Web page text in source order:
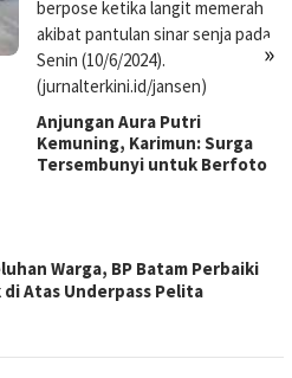
»
Anjungan Aura Putri
Kemuning, Karimun: Surga
Tersembunyi untuk Berfoto
Warga, BP Batam Perbaiki
di Atas Underpass Pelita